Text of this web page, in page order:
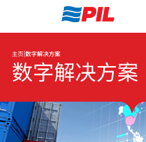
主页|数字解决方案
数字解决方案